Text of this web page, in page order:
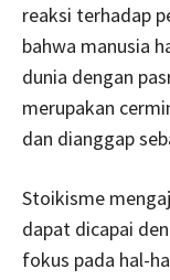
reaksi terhadap
bahwa manusia
dunia dengan
merupakan
dan dianggap
Stoikisme
dapat dicapai
fokus pada hal-